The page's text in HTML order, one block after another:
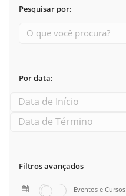
Pesquisar por:
Por data:
Filtros avançados
Eventos e Cursos